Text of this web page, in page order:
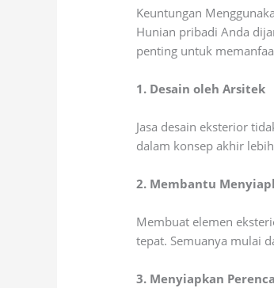
Keuntungan
Hunian pribadi Anda
penting untuk
1. Desain oleh Arsitek
Jasa desain eksterior
dalam konsep akhir
2. Membantu
Membuat elemen
tepat. Semuanya mulai
3. Menyiapkan